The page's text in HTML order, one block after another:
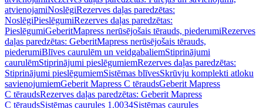
atvienojamiNoslēgiRezerves daļas paredzētas:
NoslēgiPieslēgumiRezerves daļas paredzētas:
PieslēgumiGeberitMapress nerūsējošais tērauds, piederumiRezerves
daļas paredzētas: GeberitMapress nerūsējošais tērauds,
piederumiBlīves caurulēm un veidgabaliemStiprinājumi
caurulēmStiprinājumi pieslēgumiemRezerves daļas paredzētas:
Stiprinājumi pieslēgumiemSistēmas blīvesSkrūvju komplekti atloku
savienojumiemGeberit Mapress C tēraudsGeberit Mapress
C tēraudsRezerves daļas paredzētas: Geberit Mapress
C tēraudsSistēmas caurules 1.0034Sistēmas caurules